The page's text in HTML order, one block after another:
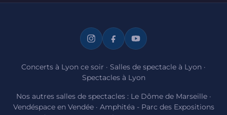
Concerts à Lyon ce soir · Salles de spectacle à Lyon ·
Spectacles à Lyon
Nos autres salles de spectacles : Le Dôme de Marseille·
Vendéspace en Vendée· Amphitéa - Parc des Expositions